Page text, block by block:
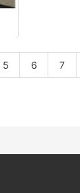
5 6 7